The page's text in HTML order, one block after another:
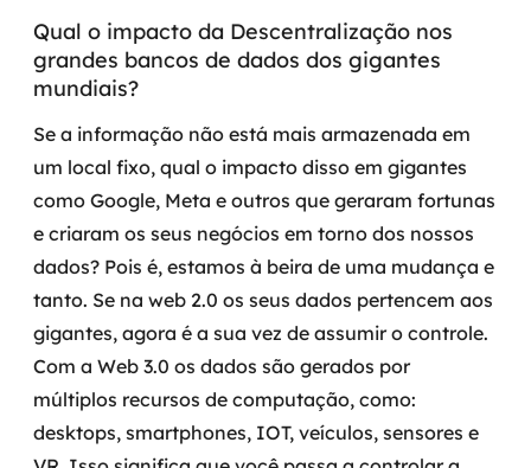
Qual o impacto da Descentralização nos
grandes bancos de dados dos gigantes
mundiais?
Se a informação não está mais armazenada em
um local fixo, qual o impacto disso em gigantes
como Google, Meta e outros que geraram fortunas
e criaram os seus negócios em torno dos nossos
dados? Pois é, estamos à beira de uma mudança e
tanto. Se na web 2.0 os seus dados pertencem aos
gigantes, agora é a sua vez de assumir o controle.
Com a Web 3.0 os dados são gerados por
múltiplos recursos de computação, como:
desktops, smartphones, IOT, veículos, sensores e